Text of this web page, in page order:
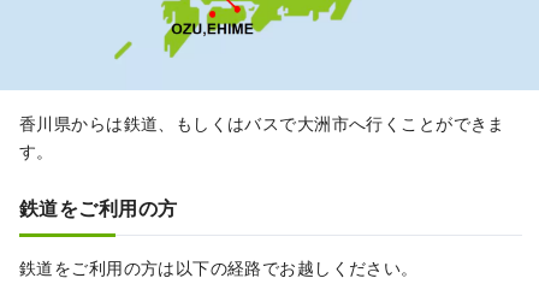
香川県からは鉄道、もしくはバスで大洲市へ行くことができま
す。
鉄道をご利用の方
鉄道をご利用の方は以下の経路でお越しください。